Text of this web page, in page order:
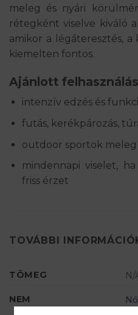
meleg és nyári
rétegként viselve kiváló
amikor a légáteresztés,
kiemelten fontos.
Ajánlott felhasználás
intenzív edzés és
futás, kerékpározás,
outdoor sportok
mindennapi viselet,
friss érzet
TOVÁBBI
TÖMEG N/
NEM